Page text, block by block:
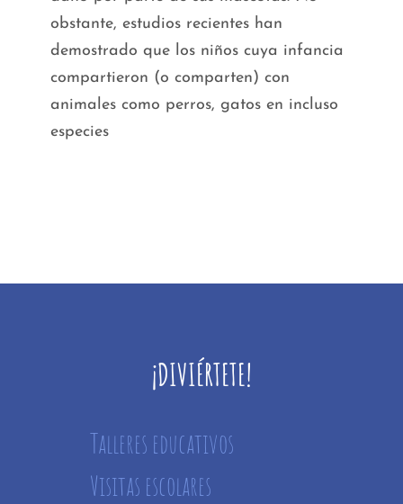
obstante, estudios recientes han
demostrado que los niños cuya infancia
compartieron (o comparten) con
animales como perros, gatos en incluso
especies
¡DIVIÉRTETE!
Talleres educativos
Visitas escolares